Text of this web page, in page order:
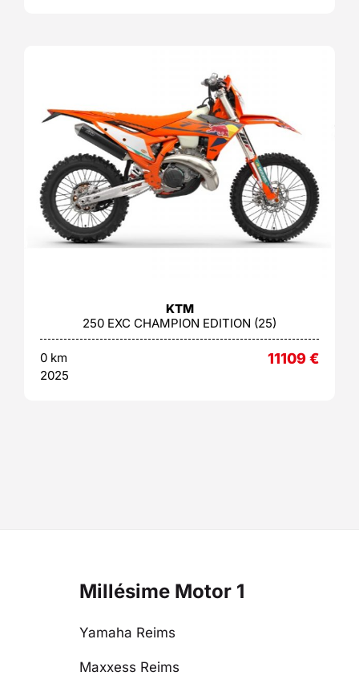
KTM
250 EXC CHAMPION EDITION (25)
0 km
2025
11109€
Millésime Motor 1
Yamaha Reims
Maxxess Reims